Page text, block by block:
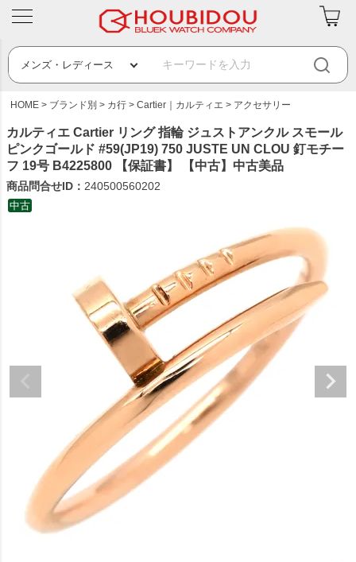
HOME ブランド別 カ行 Cartier｜カルティエ アクセサリー
カルティエ Cartier リング 指輪 ジュストアンクル スモール
ピンクゴールド #59(JP19) 750 JUSTE UN CLOU 釘モチー
フ 19号 B4225800 【保証書】 【中古】中古美品
商品問合せID： 240500560202
中古